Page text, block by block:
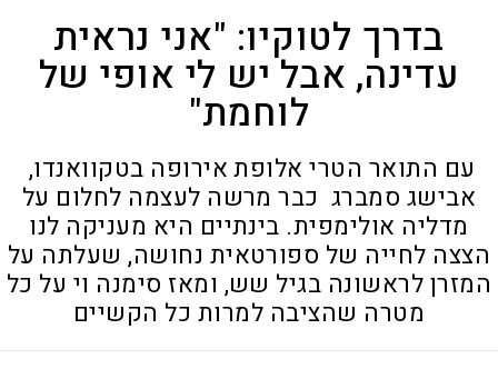
בדרך לטוקיו: "אני נראית
עדינה, אבל יש לי אופי של
לוחמת"
עם התואר הטרי אלופת אירופה בטקוואנדו,
אבישג סמברג כבר מרשה לעצמה לחלום על
מדליה אולימפית. בינתיים היא מעניקה לנו
הצצה לחייה של ספורטאית נחושה, שעלתה על
המזרן לראשונה בגיל שש, ומאז סימנה וי על כל
מטרה שהציבה למרות כל הקשיים